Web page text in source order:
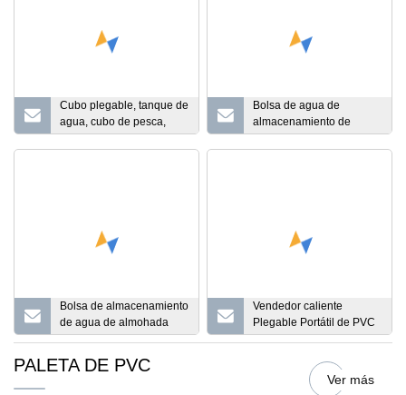
Cubo plegable, tanque de
agua, cubo de pesca,
almacenamiento de agua
portátil para exteriores,
Bolsa de agua de
almacenamiento de
cosecha industrial de
PVC plegable 50000L
Bolsa de almacenamiento
de agua de almohada
suave de lona de PVC de
Vendedor caliente
Plegable Portátil de PVC
Cubo Plegable Cubo de
Agua Bolsa de
Almacenamiento Lavabo
PALETA DE PVC
Ver más